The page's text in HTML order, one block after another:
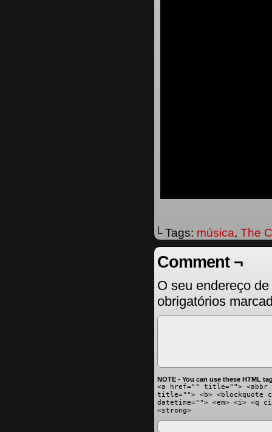
└ Tags: música, The
Comment ¬
O seu endereço
obrigatórios
NOTE - You can use these HTML
<a href="" title=""> <abbr
title=""> <b> <blockquote
datetime=""> <em> <i> <q
<strong>